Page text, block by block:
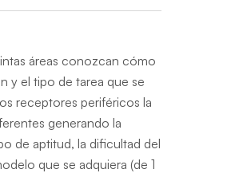
áreas conozcan cómo
y el tipo de tarea que se
receptores periféricos la
generando la
de aptitud, la dificultad del
que se adquiera (de 1